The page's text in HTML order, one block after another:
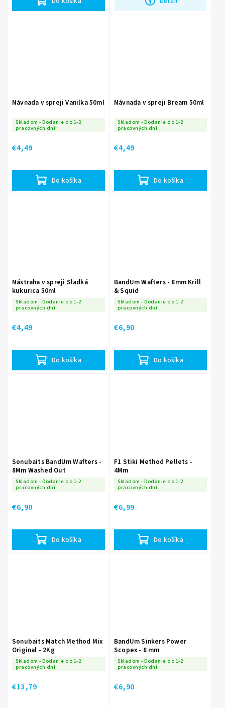
Návnada v spreji Vanilka 50ml
Skladom - Dodanie do 1-2
pracovných dní
€4,49
Do košíka
Návnada v spreji Bream 50ml
Skladom - Dodanie do 1-2
pracovných dní
€4,49
Do košíka
Nástraha v spreji Sladká
kukurica 50ml
Skladom - Dodanie do 1-2
pracovných dní
€4,49
Do košíka
BandUm Wafters - 8mm Krill
& Squid
Skladom - Dodanie do 1-2
pracovných dní
€6,90
Do košíka
Sonubaits BandUm Wafters -
8Mm Washed Out
Skladom - Dodanie do 1-2
pracovných dní
€6,90
Do košíka
F1 Stiki Method Pellets -
4Mm
Skladom - Dodanie do 1-2
pracovných dní
€6,99
Do košíka
Sonubaits Match Method Mix
Original - 2Kg
Skladom - Dodanie do 1-2
pracovných dní
€13,79
BandUm Sinkers Power
Scopex - 8 mm
Skladom - Dodanie do 1-2
pracovných dní
€6,90